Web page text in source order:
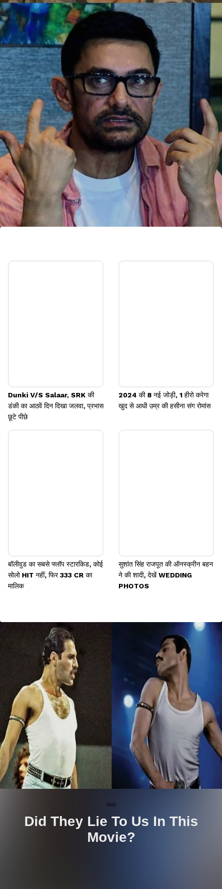
Dunki V/S Salaar, SRK की
डंकी का आठवें दिन दिखा जलवा, प्रभास
छूटे पीछे
2024 की 8 नई जोड़ी, 1 हीरो करेगा
खुद से आधी उम्र की हसीना संग रोमांस
बॉलीवुड का सबसे फ्लॉप स्टारकिड, कोई
सोलो HIT नहीं, फिर 333 CR का
मालिक
सुशांत सिंह राजपूत की ऑनस्क्रीन बहन
ने की शादी, देखें WEDDING
PHOTOS